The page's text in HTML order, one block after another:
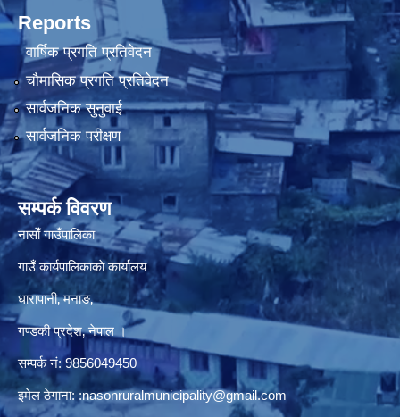
Reports
वार्षिक प्रगति प्रतिवेदन
चौमासिक प्रगति प्रतिवेदन
सार्वजनिक सुनुवाई
सार्वजनिक परीक्षण
सम्पर्क विवरण
नासाेँ गाउँपालिका
गाउँ कार्यपालिकाकाे कार्यालय
धारापानी‚ मनाङ‚
गण्डकी प्रदेश‚ नेपाल ।
सम्पर्क न‌ं‍: 9856049450
इमेल ठेगाना: :nasonruralmunicipality@gmail.com